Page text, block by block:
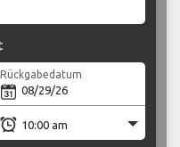
Rückgabedatum